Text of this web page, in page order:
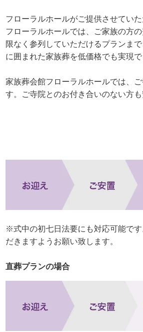
フローラルホールがご提供させてい
フローラルホールでは、ご家族の方
限なく参列していただけるプランま
に囲まれた家族葬を低価格でも実現で
家族葬会館フローラルホールでは、
す。ご寺院とのお付き合いのない方も
※式中の初七日法要にも対応可能で
だきますようお願い致します。
直葬プランの場合